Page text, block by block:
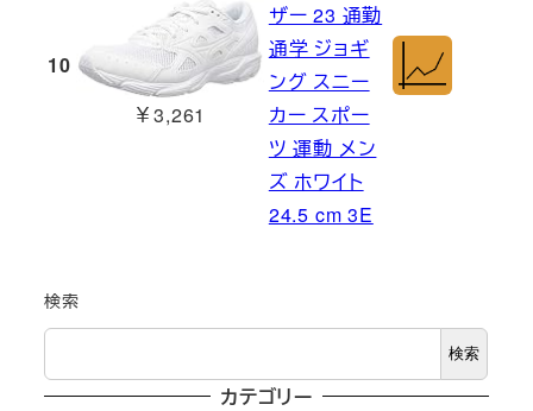
10
￥3,261
ザー 23 通勤
通学 ジョギ
ング スニー
カー スポー
ツ 運動 メン
ズ ホワイト
24.5 cm 3E
検索
検索
カテゴリー